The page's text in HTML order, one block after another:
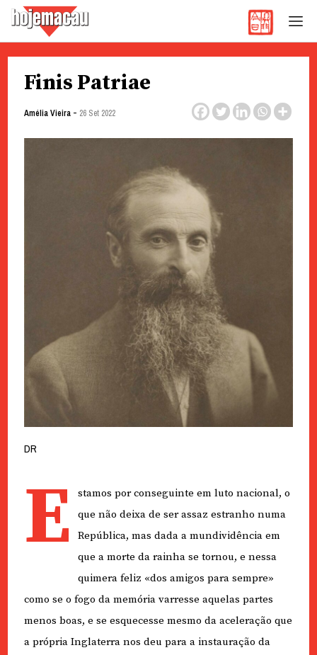
Finis Patriae
Amélia Vieira- 26 Set 2022
DR
E
stamos por conseguinte em luto nacional, o
que não deixa de ser assaz estranho numa
República, mas dada a mundividência em
que a morte da rainha se tornou, e nessa
quimera feliz «dos amigos para sempre»
como se o fogo da memória varresse aquelas partes
menos boas, e se esquecesse mesmo da aceleração que
a própria Inglaterra nos deu para a instauração da